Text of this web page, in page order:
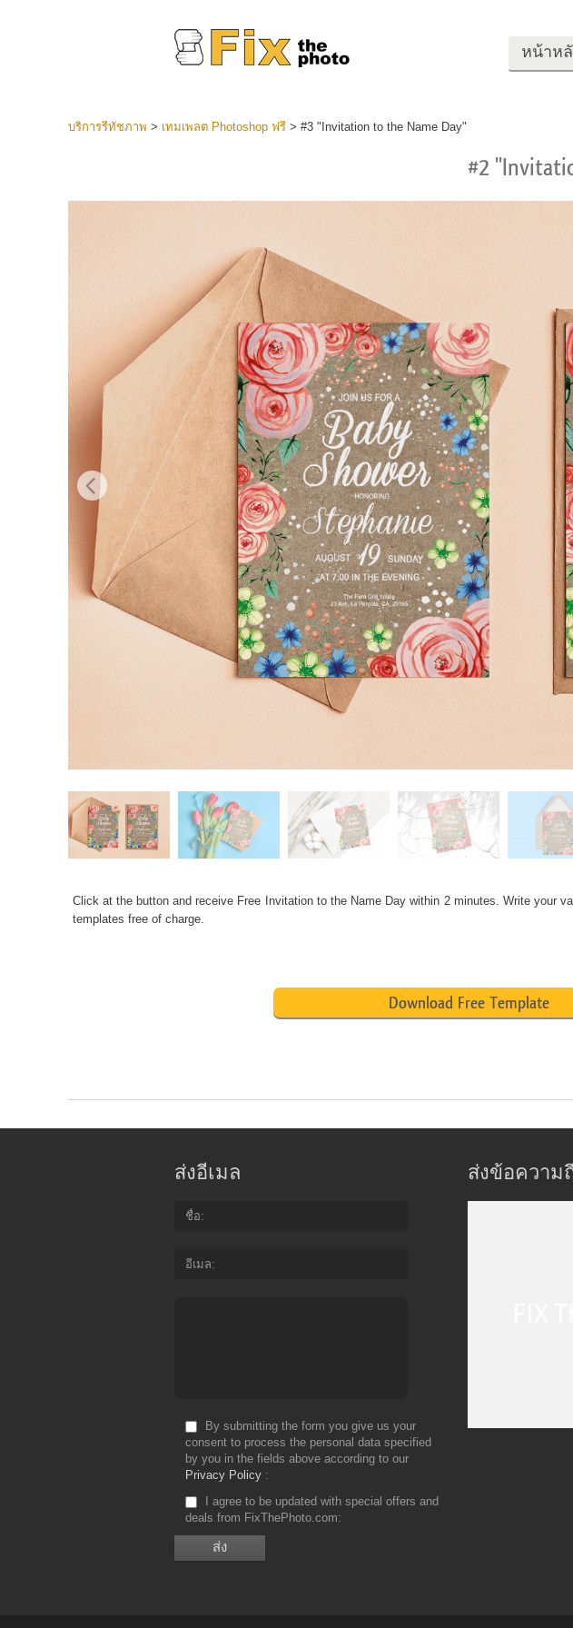
หน้าห
บริการแก้ไขภาพงาน
แต่งงาน
โมเดล
บริการรีทัชสินค้า บริกา
Lightroom
หน้า LR ทั้งชุด
Ps
Ps ซ้
ทั้งหม
บริการรีทัชภาพ > เทมเพลต Photoshop ฟรี> #3 "Invitation to the Name Day"
#2
Click at the button and receive Free Invitation to the Name Day within 2 minutes. Write your
templates free of charge.
Download Free Template
ส่งอีเมล
ชื่อ
อีเมล
By submitting the form you give us your
consent to process the personal data specified
by you in the fields above according to our
Privacy Policy
I agree to be updated with special offers and
deals from FixThePhoto.com
ส่งข้อความถึ